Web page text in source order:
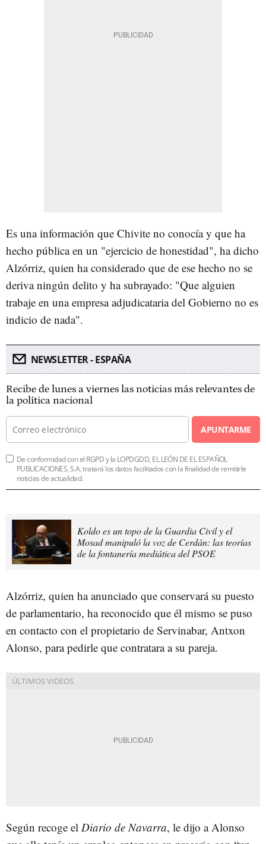
Es una información que Chivite no conocía y que ha
hecho pública en un "ejercicio de honestidad", ha dicho
Alzórriz, quien ha considerado que de ese hecho no se
deriva ningún delito y ha subrayado: "Que alguien
trabaje en una empresa adjudicataria del Gobierno no es
indicio de nada".
NEWSLETTER - ESPAÑA
Recibe de lunes a viernes las noticias más relevantes de
la política nacional
APUNTARME
De conformidad con el RGPD y la LOPDGDD, EL LEÓN DE EL ESPAÑOL
PUBLICACIONES, S.A. tratará los datos facilitados con la finalidad de remitirle
noticias de actualidad.
Koldo es un topo de la Guardia Civil y el
Mosad manipuló la voz de Cerdán: las teorías
de la fontanería mediática del PSOE
Alzórriz, quien ha anunciado que conservará su puesto
de parlamentario, ha reconocido que él mismo se puso
en contacto con el propietario de Servinabar, Antxon
Alonso, para pedirle que contratara a su pareja.
Según recoge el Diario de Navarra, le dijo a Alonso